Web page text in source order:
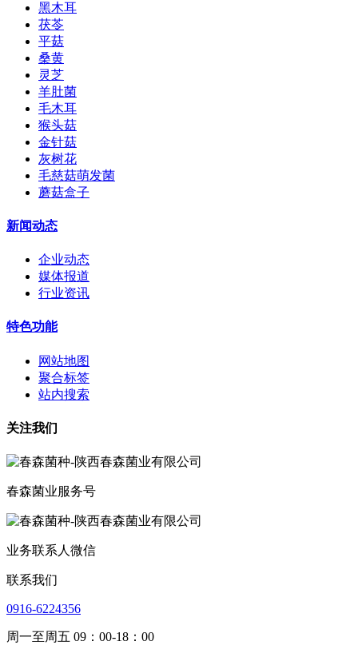
黑木耳
茯苓
平菇
桑黄
灵芝
羊肚菌
毛木耳
猴头菇
金针菇
灰树花
毛慈菇萌发菌
蘑菇盒子
新闻动态
企业动态
媒体报道
行业资讯
特色功能
网站地图
聚合标签
站内搜索
关注我们
春森菌业服务号
业务联系人微信
联系我们
0916-6224356
周一至周五 09：00-18：00